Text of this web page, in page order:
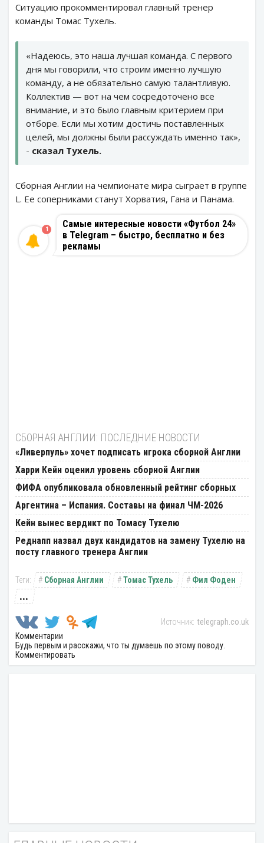
Ситуацию прокомментировал главный тренер
команды Томас Тухель.
«Надеюсь, это наша лучшая команда. С первого
дня мы говорили, что строим именно лучшую
команду, а не обязательно самую талантливую.
Коллектив — вот на чем сосредоточено все
внимание, и это было главным критерием при
отборе. Если мы хотим достичь поставленных
целей, мы должны были рассуждать именно так»,
- сказал Тухель.
Сборная Англии на чемпионате мира сыграет в группе
L. Ее соперниками станут Хорватия, Гана и Панама.
Самые интересные новости «Футбол 24»
в Telegram – быстро, бесплатно и без
рекламы
1
СБОРНАЯ АНГЛИИ: ПОСЛЕДНИЕ НОВОСТИ
«Ливерпуль» хочет подписать игрока сборной Англии
Харри Кейн оценил уровень сборной Англии
ФИФА опубликовала обновленный рейтинг сборных
Аргентина – Испания. Составы на финал ЧМ-2026
Кейн вынес вердикт по Томасу Тухелю
Реднапп назвал двух кандидатов на замену Тухелю на
посту главного тренера Англии
Сборная Англии Томас Тухель Фил Фоден
...
telegraph.co.uk
Комментарии
Будь первым и расскажи, что ты думаешь по этому поводу.
Комментировать